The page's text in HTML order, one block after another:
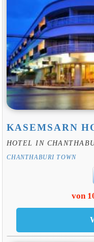
KASEMSARN
HOTEL IN
CHANTHABURI TOWN
von